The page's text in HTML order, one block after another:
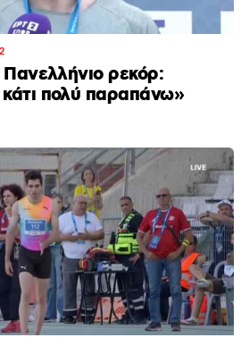
Πανελλήνιο ρεκόρ:
πολύ παραπάνω»